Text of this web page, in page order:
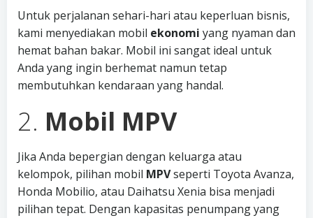
Untuk perjalanan sehari-hari atau keperluan bisnis,
kami menyediakan mobil ekonomi yang nyaman dan
hemat bahan bakar. Mobil ini sangat ideal untuk
Anda yang ingin berhemat namun tetap
membutuhkan kendaraan yang handal.
2. Mobil MPV
Jika Anda bepergian dengan keluarga atau
kelompok, pilihan mobil MPVseperti Toyota Avanza,
Honda Mobilio, atau Daihatsu Xenia bisa menjadi
pilihan tepat. Dengan kapasitas penumpang yang